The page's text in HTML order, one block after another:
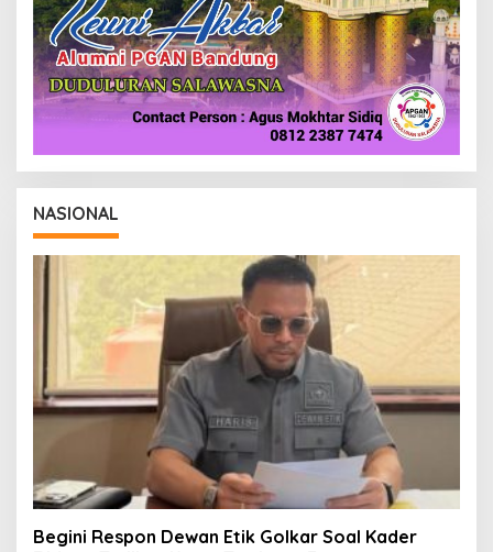
NASIONAL
Begini Respon Dewan Etik Golkar Soal Kader